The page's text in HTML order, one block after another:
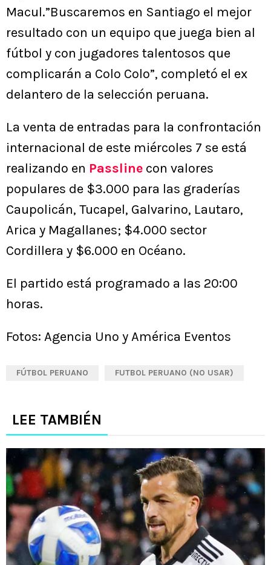
Macul.”Buscaremos en Santiago el mejor
resultado con un equipo que juega bien al
fútbol y con jugadores talentosos que
complicarán a Colo Colo”, completó el ex
delantero de la selección peruana.
La venta de entradas para la confrontación
internacional de este miércoles 7 se está
realizando en Passline con valores
populares de $3.000 para las graderías
Caupolicán, Tucapel, Galvarino, Lautaro,
Arica y Magallanes; $4.000 sector
Cordillera y $6.000 en Océano.
El partido está programado a las 20:00
horas.
Fotos: Agencia Uno y América Eventos
FÚTBOL PERUANO FUTBOL PERUANO (NO USAR)
LEE TAMBIÉN